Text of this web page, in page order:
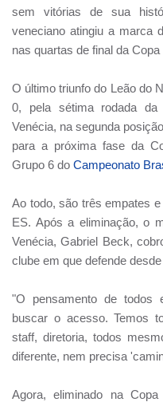
sem vitórias de sua
veneciano atingiu a marca
nas quartas de final da Copa
O último triunfo do Leão do
0, pela sétima rodada da
Venécia, na segunda
para a próxima fase da
Grupo 6 do Campeonato
Ao todo, são três empates
ES. Após a eliminação, o
Venécia, Gabriel Beck,
clube em que defende
"O pensamento de todos
buscar o acesso. Temos
staff, diretoria, todos
diferente, nem precisa
Agora, eliminado na